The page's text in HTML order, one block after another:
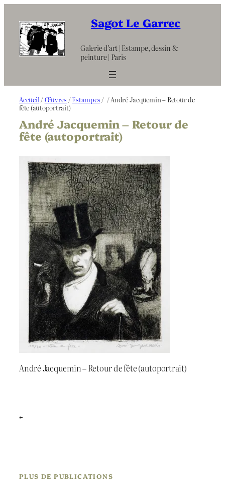
contenu
Sagot Le Garrec
Galerie d’art | Estampe, dessin &
peinture | Paris
Accueil /Œuvres /Estampes / / André Jacquemin – Retour de
fête (autoportrait)
André Jacquemin – Retour de
fête (autoportrait)
André Jacquemin – Retour de fête (autoportrait)
←
PLUS DE PUBLICATIONS